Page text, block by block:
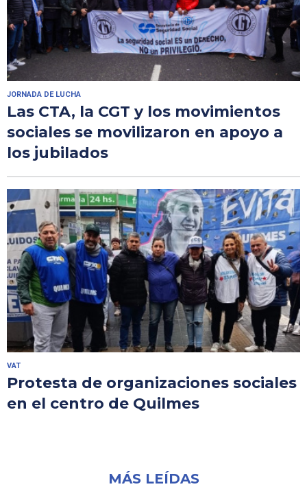
JORNADA DE LUCHA
Las CTA, la CGT y los movimientos
sociales se movilizaron en apoyo a
los jubilados
VAT
Protesta de organizaciones sociales
en el centro de Quilmes
MÁS LEÍDAS